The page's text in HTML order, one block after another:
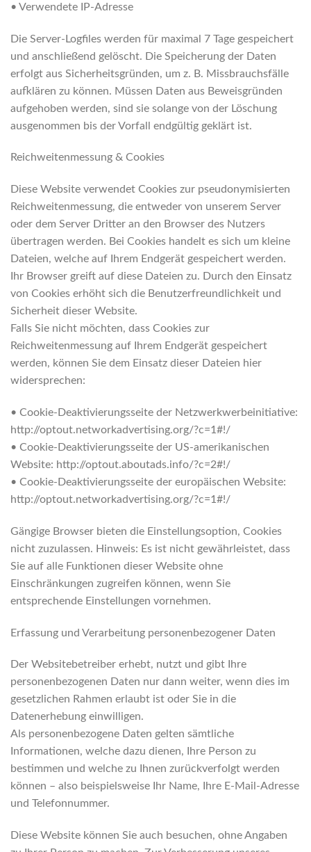
• Verwendete IP-Adresse
Die Server-Logfiles werden für maximal 7 Tage gespeichert
und anschließend gelöscht. Die Speicherung der Daten
erfolgt aus Sicherheitsgründen, um z. B. Missbrauchsfälle
aufklären zu können. Müssen Daten aus Beweisgründen
aufgehoben werden, sind sie solange von der Löschung
ausgenommen bis der Vorfall endgültig geklärt ist.
Reichweitenmessung & Cookies
Diese Website verwendet Cookies zur pseudonymisierten
Reichweitenmessung, die entweder von unserem Server
oder dem Server Dritter an den Browser des Nutzers
übertragen werden. Bei Cookies handelt es sich um kleine
Dateien, welche auf Ihrem Endgerät gespeichert werden.
Ihr Browser greift auf diese Dateien zu. Durch den Einsatz
von Cookies erhöht sich die Benutzerfreundlichkeit und
Sicherheit dieser Website.
Falls Sie nicht möchten, dass Cookies zur
Reichweitenmessung auf Ihrem Endgerät gespeichert
werden, können Sie dem Einsatz dieser Dateien hier
widersprechen:
• Cookie-Deaktivierungsseite der Netzwerkwerbeinitiative:
http://optout.networkadvertising.org/?c=1#!/
• Cookie-Deaktivierungsseite der US-amerikanischen
Website: http://optout.aboutads.info/?c=2#!/
• Cookie-Deaktivierungsseite der europäischen Website:
http://optout.networkadvertising.org/?c=1#!/
Gängige Browser bieten die Einstellungsoption, Cookies
nicht zuzulassen. Hinweis: Es ist nicht gewährleistet, dass
Sie auf alle Funktionen dieser Website ohne
Einschränkungen zugreifen können, wenn Sie
entsprechende Einstellungen vornehmen.
Erfassung und Verarbeitung personenbezogener Daten
Der Websitebetreiber erhebt, nutzt und gibt Ihre
personenbezogenen Daten nur dann weiter, wenn dies im
gesetzlichen Rahmen erlaubt ist oder Sie in die
Datenerhebung einwilligen.
Als personenbezogene Daten gelten sämtliche
Informationen, welche dazu dienen, Ihre Person zu
bestimmen und welche zu Ihnen zurückverfolgt werden
können – also beispielsweise Ihr Name, Ihre E-Mail-Adresse
und Telefonnummer.
Diese Website können Sie auch besuchen, ohne Angaben